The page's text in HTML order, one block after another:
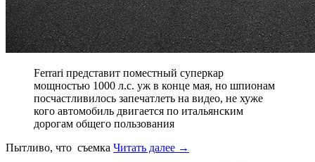
Ferrari представит поместный суперкар
мощностью 1000 л.с. уж в конце мая, но шпионам
посчастливилось запечатлеть на видео, не хуже
кого автомобиль двигается по итальянским
дорогам общего пользования
Пытливо, что съемка Читать далее →